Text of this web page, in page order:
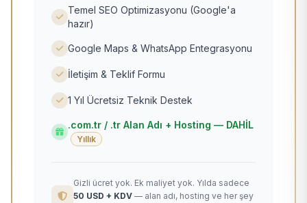
Temel SEO Optimizasyonu (Google'a
hazır)
Google Maps & WhatsApp Entegrasyonu
İletişim & Teklif Formu
1 Yıl Ücretsiz Teknik Destek
.com.tr / .tr Alan Adı + Hosting — DAHİL
Yıllık
Gizli ücret yok. Ek maliyet yok. Yılda sadece
50 USD + KDV — alan adı, hosting ve her şey